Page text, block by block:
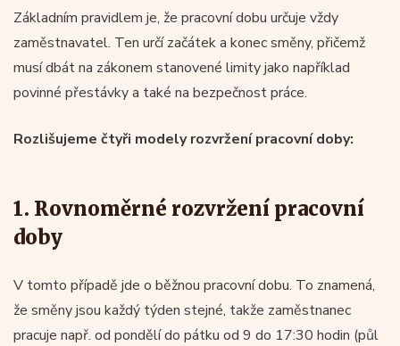
Základním pravidlem je, že pracovní dobu určuje vždy
zaměstnavatel. Ten určí začátek a konec směny, přičemž
musí dbát na zákonem stanovené limity jako například
povinné přestávky a také na bezpečnost práce.
Rozlišujeme čtyři modely rozvržení pracovní doby:
1. Rovnoměrné rozvržení pracovní
doby
V tomto případě jde o běžnou pracovní dobu. To znamená,
že směny jsou každý týden stejné, takže zaměstnanec
pracuje např. od pondělí do pátku od 9 do 17:30 hodin (půl